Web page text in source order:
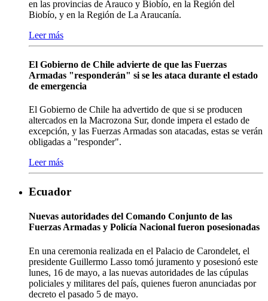
en las provincias de Arauco y Biobío, en la Región del
Biobío, y en la Región de La Araucanía.
Leer más
El Gobierno de Chile advierte de que las Fuerzas
Armadas "responderán" si se les ataca durante el estado
de emergencia
El Gobierno de Chile ha advertido de que si se producen
altercados en la Macrozona Sur, donde impera el estado de
excepción, y las Fuerzas Armadas son atacadas, estas se verán
obligadas a "responder".
Leer más
Ecuador
Nuevas autoridades del Comando Conjunto de las
Fuerzas Armadas y Policía Nacional fueron posesionadas
En una ceremonia realizada en el Palacio de Carondelet, el
presidente Guillermo Lasso tomó juramento y posesionó este
lunes, 16 de mayo, a las nuevas autoridades de las cúpulas
policiales y militares del país, quienes fueron anunciadas por
decreto el pasado 5 de mayo.